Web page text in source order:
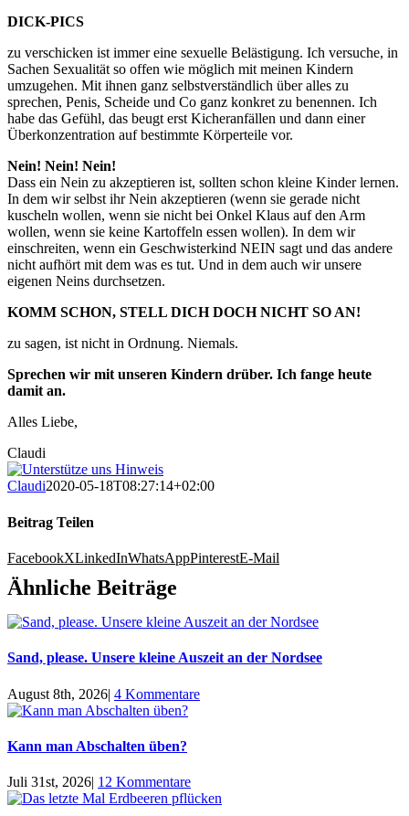
DICK-PICS
zu verschicken ist immer eine sexuelle Belästigung. Ich versuche, in
Sachen Sexualität so offen wie möglich mit meinen Kindern
umzugehen. Mit ihnen ganz selbstverständlich über alles zu
sprechen, Penis, Scheide und Co ganz konkret zu benennen. Ich
habe das Gefühl, das beugt erst Kicheranfällen und dann einer
Überkonzentration auf bestimmte Körperteile vor.
Nein! Nein! Nein!
Dass ein Nein zu akzeptieren ist, sollten schon kleine Kinder lernen.
In dem wir selbst ihr Nein akzeptieren (wenn sie gerade nicht
kuscheln wollen, wenn sie nicht bei Onkel Klaus auf den Arm
wollen, wenn sie keine Kartoffeln essen wollen). In dem wir
einschreiten, wenn ein Geschwisterkind NEIN sagt und das andere
nicht aufhört mit dem was es tut. Und in dem auch wir unsere
eigenen Neins durchsetzen.
KOMM SCHON, STELL DICH DOCH NICHT SO AN!
zu sagen, ist nicht in Ordnung. Niemals.
Sprechen wir mit unseren Kindern drüber. Ich fange heute
damit an.
Alles Liebe,
Claudi
Claudi2020-05-18T08:27:14+02:00
Beitrag Teilen
FacebookXLinkedInWhatsAppPinterestE-Mail
Ähnliche Beiträge
Sand, please. Unsere kleine Auszeit an der Nordsee
August 8th, 2026| 4 Kommentare
Kann man Abschalten üben?
Juli 31st, 2026| 12 Kommentare